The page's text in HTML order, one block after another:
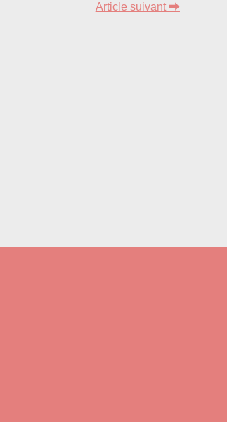
Article suivant ⮕